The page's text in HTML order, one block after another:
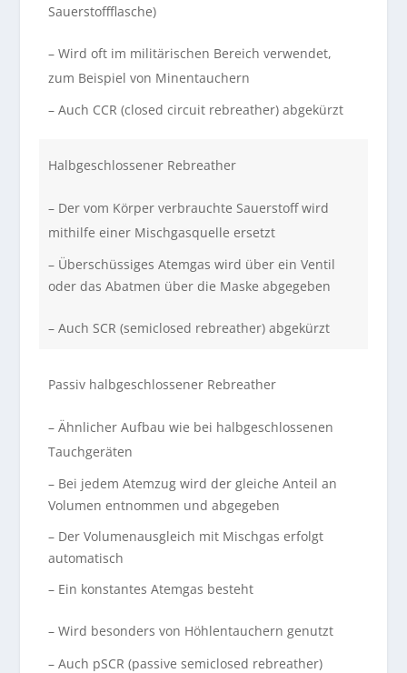
Sauerstoffflasche)
– Wird oft im militärischen Bereich verwendet,
zum Beispiel von Minentauchern
– Auch CCR (closed circuit rebreather) abgekürzt
Halbgeschlossener Rebreather
– Der vom Körper verbrauchte Sauerstoff wird
mithilfe einer Mischgasquelle ersetzt
– Überschüssiges Atemgas wird über ein Ventil
oder das Abatmen über die Maske abgegeben
– Auch SCR (semiclosed rebreather) abgekürzt
Passiv halbgeschlossener Rebreather
– Ähnlicher Aufbau wie bei halbgeschlossenen
Tauchgeräten
– Bei jedem Atemzug wird der gleiche Anteil an
Volumen entnommen und abgegeben
– Der Volumenausgleich mit Mischgas erfolgt
automatisch
– Ein konstantes Atemgas besteht
– Wird besonders von Höhlentauchern genutzt
– Auch pSCR (passive semiclosed rebreather)